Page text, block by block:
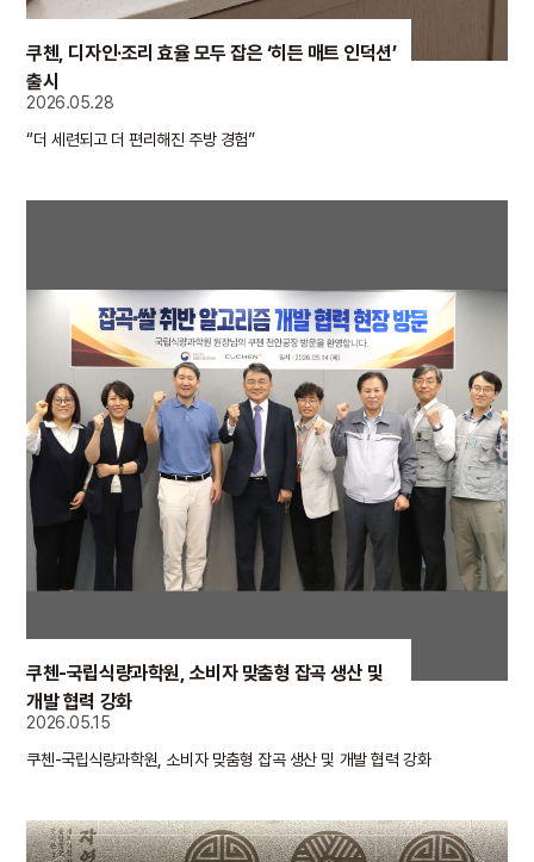
쿠첸, 디자인·조리 효율 모두 잡은 ‘히든 매트 인덕션’
출시
2026.05.28
“더 세련되고 더 편리해진 주방 경험”
쿠첸-국립식량과학원, 소비자 맞춤형 잡곡 생산 및
개발 협력 강화
2026.05.15
쿠첸-국립식량과학원, 소비자 맞춤형 잡곡 생산 및 개발 협력 강화